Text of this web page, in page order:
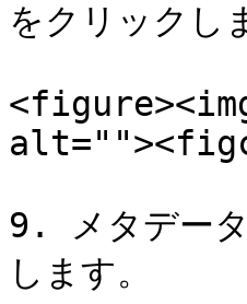
をクリックし
9. メタデー
します。